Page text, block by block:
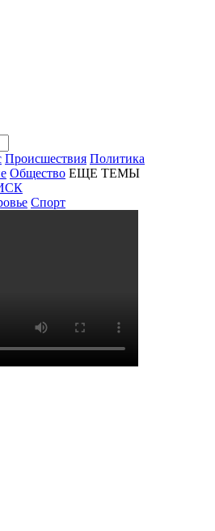
Происшествия Политика
Общество ЕЩЕ ТЕМЫ
Спорт